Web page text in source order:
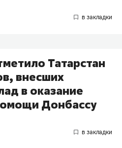
Татарстан
внесших
в оказание
Донбассу